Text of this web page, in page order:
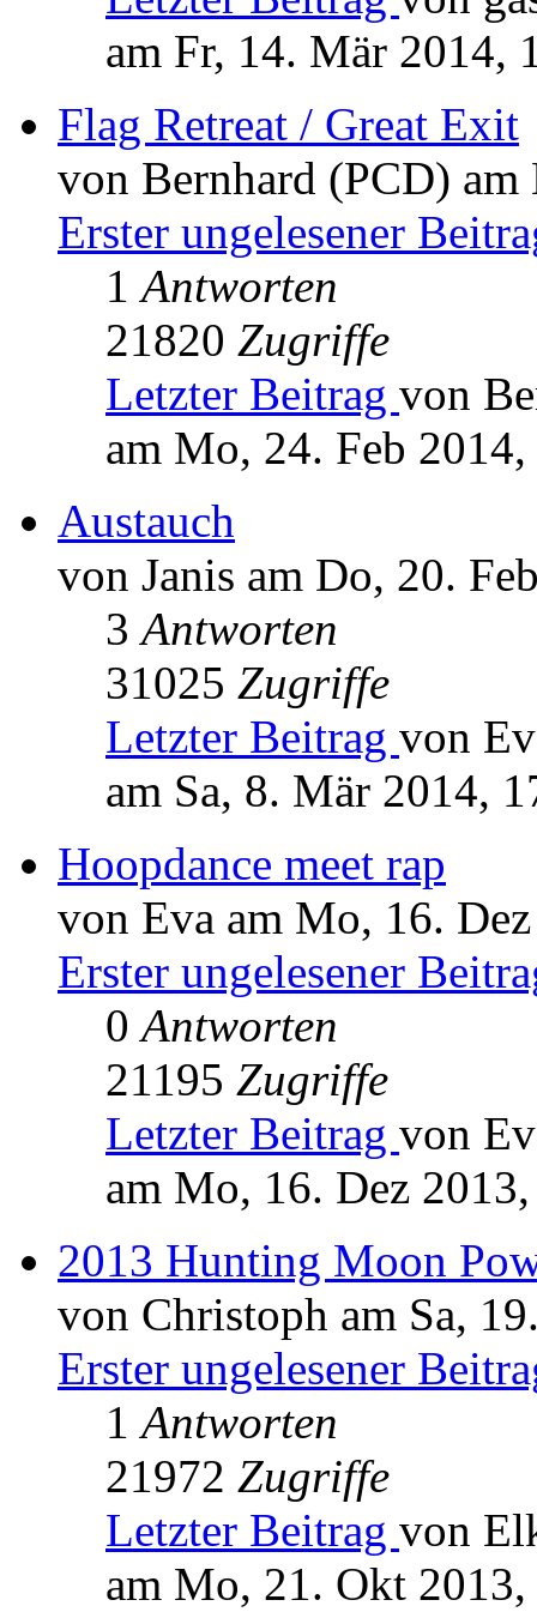
am Fr, 14. Mär 2014,
Flag Retreat / Great Exit
von Bernhard (PCD)
Erster ungelesener
1Antworten
21820 Zugriffe
Letzter Beitrag von
am Mo, 24. Feb
Austauch
von Janis am Do, 20.
3Antworten
31025 Zugriffe
Letzter Beitrag von
am Sa, 8. Mär 2014,
Hoopdance meet rap
von Eva am Mo, 16.
Erster ungelesener
0Antworten
21195 Zugriffe
Letzter Beitrag von
am Mo, 16. Dez
2013 Hunting Moon
von Christoph am Sa,
Erster ungelesener
1Antworten
21972 Zugriffe
Letzter Beitrag von
am Mo, 21. Okt